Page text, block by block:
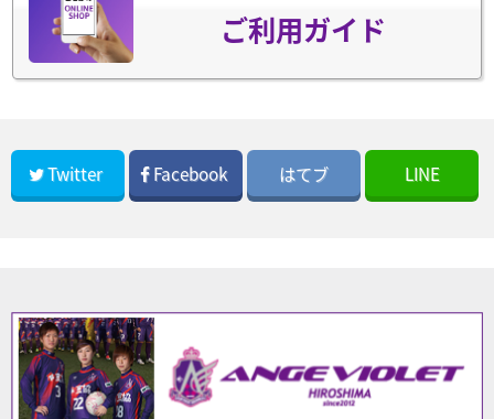
ご利用ガイド
Twitter Facebook はてブ LINE